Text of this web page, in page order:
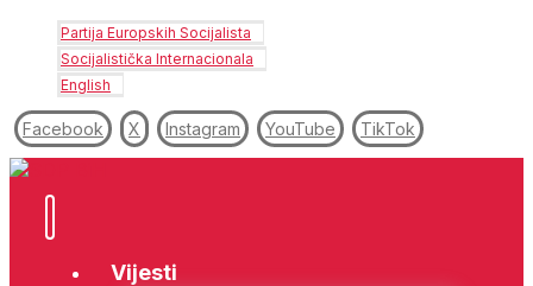
Partija Europskih Socijalista
Socijalistička Internacionala
English
Facebook X Instagram YouTube TikTok
Vijesti